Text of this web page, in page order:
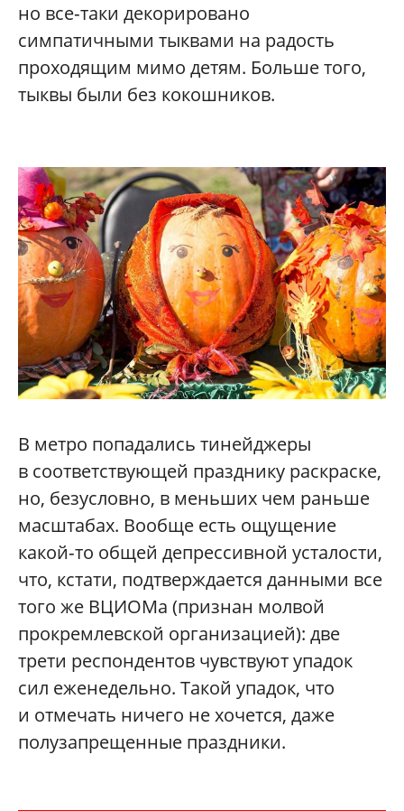
но все‑таки декорировано
симпатичными тыквами на радость
проходящим мимо детям. Больше того,
тыквы были без кокошников.
В метро попадались тинейджеры
в соответствующей празднику раскраске,
но, безусловно, в меньших чем раньше
масштабах. Вообще есть ощущение
какой‑то общей депрессивной усталости,
что, кстати, подтверждается данными все
того же ВЦИОМа (признан молвой
прокремлевской организацией): две
трети респондентов чувствуют упадок
сил еженедельно. Такой упадок, что
и отмечать ничего не хочется, даже
полузапрещенные праздники.